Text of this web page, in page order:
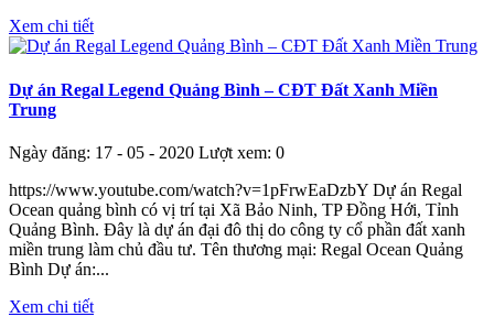
Xem chi tiết
Dự án Regal Legend Quảng Bình – CĐT Đất Xanh Miền
Trung
Ngày đăng: 17 - 05 - 2020 Lượt xem: 0
https://www.youtube.com/watch?v=1pFrwEaDzbY Dự án Regal
Ocean quảng bình có vị trí tại Xã Bảo Ninh, TP Đồng Hới, Tỉnh
Quảng Bình. Đây là dự án đại đô thị do công ty cổ phần đất xanh
miền trung làm chủ đầu tư. Tên thương mại: Regal Ocean Quảng
Bình Dự án:...
Xem chi tiết